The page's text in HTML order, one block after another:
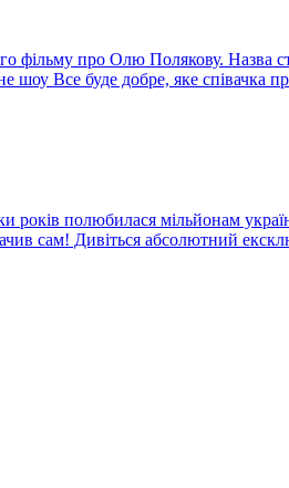
фільму про Олю Полякову. Назва
шоу Все буде добре, яке співачка
років полюбилася мільйонам
сам! Дивіться абсолютний